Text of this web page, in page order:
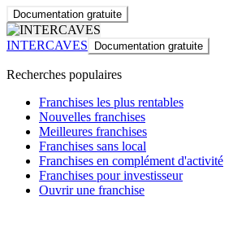
Documentation gratuite
INTERCAVES Documentation gratuite
Recherches populaires
Franchises les plus rentables
Nouvelles franchises
Meilleures franchises
Franchises sans local
Franchises en complément d'activité
Franchises pour investisseur
Ouvrir une franchise